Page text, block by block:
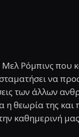
Ρόμπινς που
να
των άλλων
η θεωρία της
καθημερινή